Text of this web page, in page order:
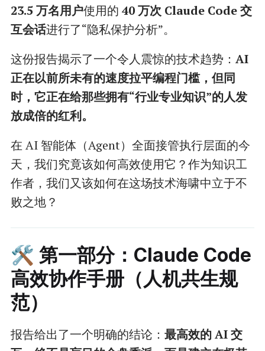
23.5 万名用户使用的 40 万次 Claude Code 交
互会话进行了“隐私保护分析”。
这份报告揭示了一个令人震惊的技术趋势： AI
正在以前所未有的速度拉平编程门槛，但同
时，它正在给那些拥有“行业专业知识”的人发
放成倍的红利。
在 AI 智能体（Agent）全面接管执行层面的今
天，我们究竟该如何高效使用它？作为知识工
作者，我们又该如何在这场技术海啸中立于不
败之地？
🛠️ 第一部分：Claude Code
高效协作手册（人机共生规
范）
报告给出了一个明确的结论： 最高效的 AI 交